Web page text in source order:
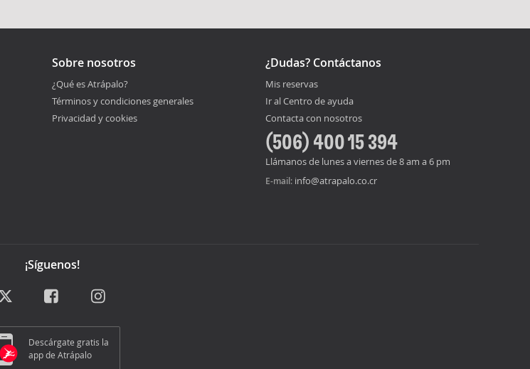
Sobre nosotros
¿Qué es Atrápalo?
Términos y condiciones generales
Privacidad y cookies
¿Dudas? Contáctanos
Mis reservas
Ir al Centro de ayuda
Contacta con nosotros
(506) 400 15 394
Llámanos de lunes a viernes de 8 am a 6 pm
E-mail: info@atrapalo.co.cr
¡Síguenos!
Descárgate gratis la
app de Atrápalo